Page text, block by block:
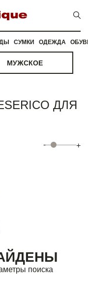
СУМКИ ОДЕЖДА
МУЖСКОЕ
ДЛЯ
- +
поиска